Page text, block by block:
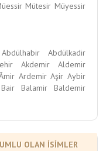
Mütesir Müyessir
Abdülhabir
Abdülkadir
Akdemir
Aldemir
Ardemir Aşir Aybir
Bair Balamir
Baldemir
OLAN İSİMLER